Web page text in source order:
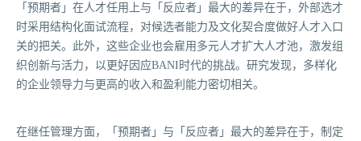
「预期者」在人才任用上与「反应者」最大的差异在于，外部选才
时采用结构化面试流程，对候选者能力及文化契合度做好人才入口
关的把关。此外，这些企业也会雇用多元人才扩大人才池，激发组
织创新与活力，以更好因应BANI时代的挑战。研究发现，多样化
的企业领导力与更高的收入和盈利能力密切相关。
在继任管理方面，「预期者」与「反应者」最大的差异在于，制定